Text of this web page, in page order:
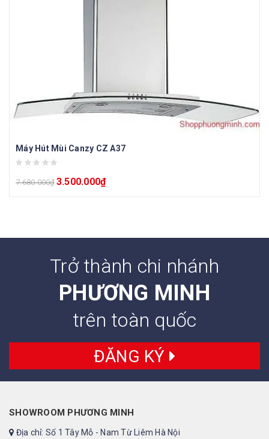
Máy Hút Mùi Canzy CZ A37
7.680.000₫ 3.500.000₫
Trở thành chi nhánh
PHƯƠNG MINH
trên toàn quốc
ĐĂNG KÝ
SHOWROOM PHƯƠNG MINH
Địa chỉ: Số 1 Tây Mỗ - Nam Từ Liêm Hà Nội